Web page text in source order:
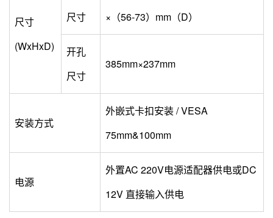
尺寸
(WxHxD)
尺寸
×（56-73）mm（D）
开孔
尺寸
385mm×237mm
安装方式
外嵌式卡扣安装 / VESA
75mm&100mm
电源
外置AC 220V电源适配器供电或DC
12V 直接输入供电